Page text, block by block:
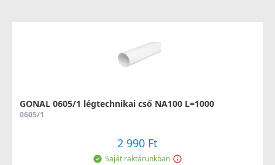
GONAL 0605/1 légtechnikai cső NA100 L=1000
0605/1
2 990 Ft
Saját raktárunkban